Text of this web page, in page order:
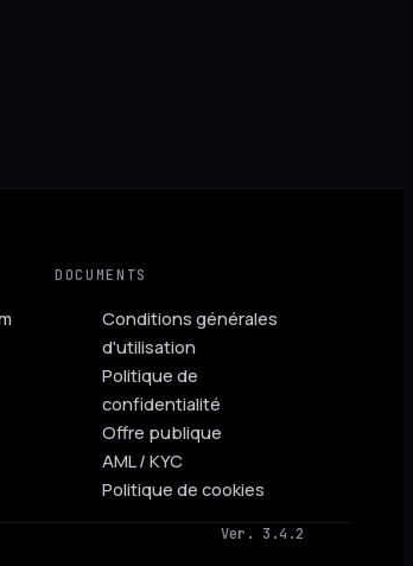
DOCUMENTS
Conditions générales
d'utilisation
Politique de
confidentialité
Offre publique
AML / KYC
Politique de cookies
Ver. 3.4.2